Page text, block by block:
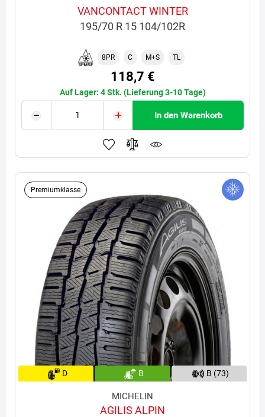
VANCONTACT WINTER
195/70 R 15 104/102R
8PR C M+S TL
118,7 €
Auf Lager: 4 Stk. (Lieferung 3-10 Tage)
In den Warenkorb
Premiumklasse
D B B (73)
MICHELIN
AGILIS ALPIN